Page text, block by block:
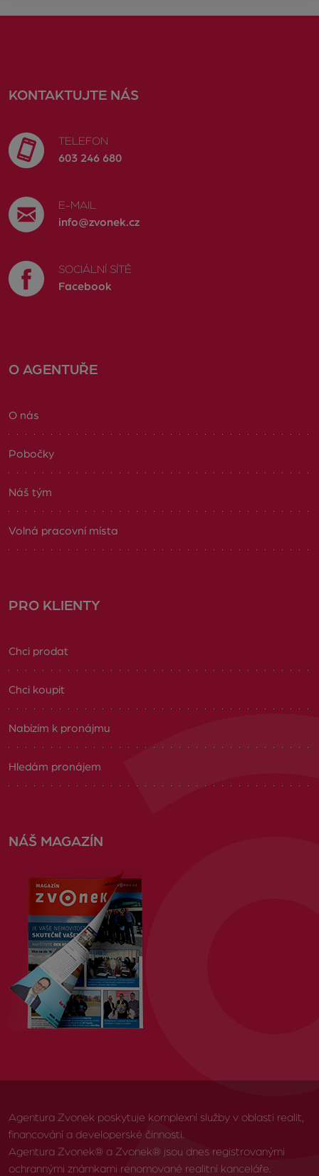
KONTAKTUJTE NÁS
TELEFON
603 246 680
E-MAIL
info@zvonek.cz
SOCIÁLNÍ SÍTĚ
Facebook
O AGENTUŘE
O nás
Pobočky
Náš tým
Volná pracovní místa
PRO KLIENTY
Chci prodat
Chci koupit
Nabízím k pronájmu
Hledám pronájem
NÁŠ MAGAZÍN
Agentura Zvonek poskytuje komplexní služby v oblasti realit,
financování a developerské činnosti.
Agentura Zvonek® a Zvonek® jsou dnes registrovanými
ochrannými známkami renomované realitní kanceláře.